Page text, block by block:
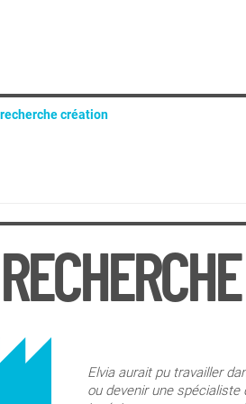
création
Elvia aurait pu travailler
ou devenir une